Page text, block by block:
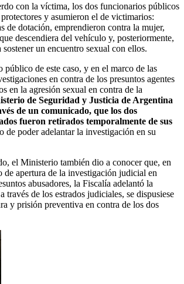
con la víctima, los dos funcionarios públicos
y asumieron el de victimarios:
de dotación, emprendieron contra la mujer,
descendiera del vehículo y, posteriormente,
sostener un encuentro sexual con ellos.
público de este caso, y en el marco de las
en contra de los presuntos agentes
en la agresión sexual en contra de la
de Seguridad y Justicia de Argentina
de un comunicado, que los dos
fueron retirados temporalmente de sus
de poder adelantar la investigación en su
el Ministerio también dio a conocer que, en
de apertura de la investigación judicial en
abusadores, la Fiscalía adelantó la
través de los estrados judiciales, se dispusiese
y prisión preventiva en contra de los dos